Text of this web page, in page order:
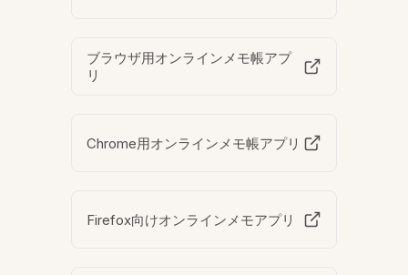
ブラウザ用オンラインメモ帳アプ
リ
Chrome用オンラインメモ帳アプリ
Firefox向けオンラインメモアプリ